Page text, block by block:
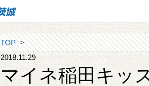
TOP
2018.11.29
マイネ稲田キッ